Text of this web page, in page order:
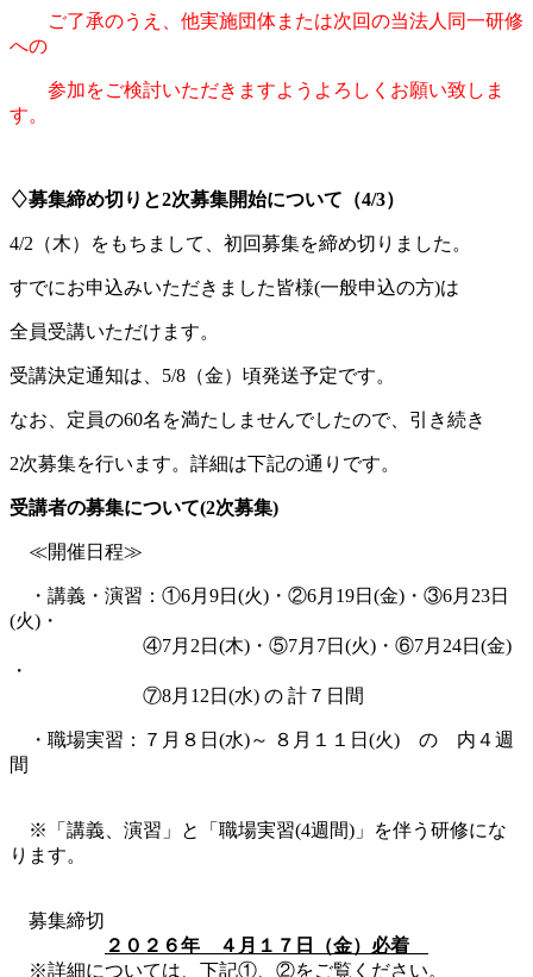
ご了承のうえ、他実施団体または次回の当法人同一研修
への
参加をご検討いただきますようよろしくお願い致しま
す。
♢募集締め切りと2次募集開始について（4/3）
4/2 （木）をもちまして、初回募集を締め切りました。
すでにお申込みいただきました皆様(一般申込の方)は
全員受講いただけます。
受講決定通知は、5/8（金）頃発送予定です。
なお、定員の60名を満たしませんでしたので、引き続き
2次募集を行います。詳細は下記の通りです。
受講者の募集について(2次募集)
≪開催日程≫
・講義・演習：①6月9日(火)・②6月19日(金)・③6月23日
(火)・
④7月2 日(木)・⑤7月7日(火)・⑥7月24日(金)
・
⑦8月12日 (水) の 計７日間
・職場実習：７月８ 日(水)～ ８月１１日(火) の 内４週
間
※「講義、演習」と「職場実習(4週間)」を伴う研修にな
ります。
募集締切
２０２６年 ４月１７日（金）必着
※詳細については、下記①、②をご覧ください。